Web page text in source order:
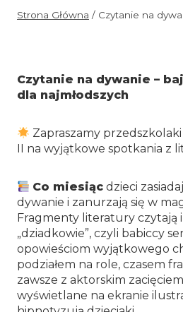
Strona Główna / Czytanie na
Czytanie na dywanie –
dla najmłodszych
Zapraszamy
II na wyjątkowe spotkania z
Co miesiąc dzieci
dywanie i zanurzają się w
Fragmenty literatury czytają
„dziadkowie”, czyli babiccy
opowieściom wyjątkowego
podziałem na role, czasem
zawsze z aktorskim
wyświetlane na ekranie